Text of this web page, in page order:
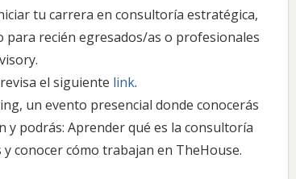
tu carrera en consultoría estratégica,
recién egresados/as o profesionales
el siguiente link.
un evento presencial donde conocerás
y podrás: Aprender qué es la consultoría
conocer cómo trabajan en TheHouse.